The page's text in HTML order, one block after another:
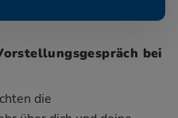
bei
die